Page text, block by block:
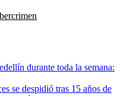
durante toda la semana:
se despidió tras 15 años de